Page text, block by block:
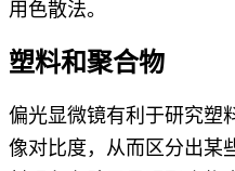
用色散法。
塑料和聚合物
偏光显微镜有利于研究塑
像对比度，从而区分出某